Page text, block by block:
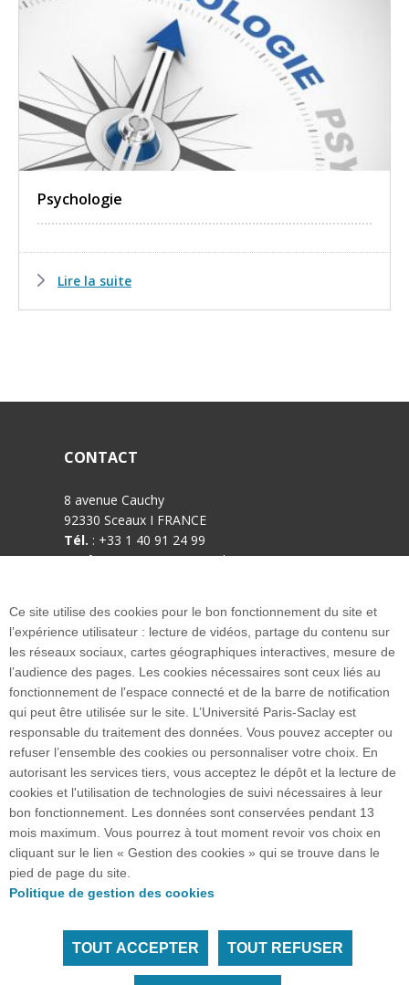
Psychologie
Lire la suite
CONTACT
8 avenue Cauchy
92330 Sceaux I FRANCE
Tél. : +33 1 40 91 24 99
Accès: RER B Sceaux I Robinson
Contacts
Accès à l'IUT de Sceaux
Plan du site
Accueil des publics internationaux
" Investissez dans votre avenir, choisissez
Tous droits réservés Université Paris-Saclay
Ce site utilise des cookies pour le bon fonctionnement du site et
l’expérience utilisateur : lecture de vidéos, partage du contenu sur
les réseaux sociaux, cartes géographiques interactives, mesure de
l’audience des pages. Les cookies nécessaires sont ceux liés au
fonctionnement de l'espace connecté et de la barre de notification
qui peut être utilisée sur le site. L’Université Paris-Saclay est
responsable du traitement des données. Vous pouvez accepter ou
refuser l’ensemble des cookies ou personnaliser votre choix. En
autorisant les services tiers, vous acceptez le dépôt et la lecture de
cookies et l'utilisation de technologies de suivi nécessaires à leur
bon fonctionnement. Les données sont conservées pendant 13
mois maximum. Vous pourrez à tout moment revoir vos choix en
cliquant sur le lien « Gestion des cookies » qui se trouve dans le
pied de page du site.
Politique de gestion des cookies
TOUT ACCEPTER TOUT REFUSER